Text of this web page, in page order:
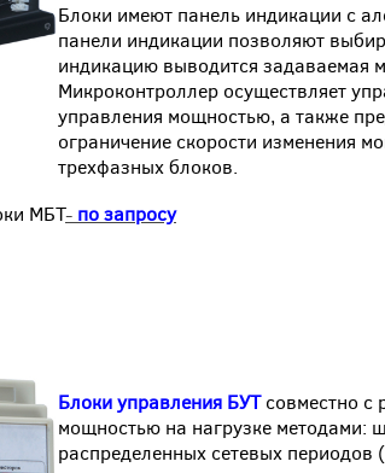
Блоки имеют панель индикации с
панели индикации позволяют
индикацию выводится задаваемая
Микроконтроллер осуществляет
управления мощностью, а также
ограничение скорости изменения
трехфазных блоков.
МБТ- по запросу
Блоки управления БУТсовместно с
мощностью на нагрузке
распределенных сетевых